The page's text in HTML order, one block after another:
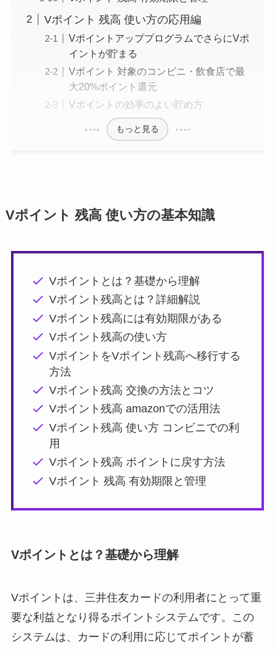
Vポイント 残高 使い方の応用編
VポイントアッププログラムでさらにVポ
イントが貯まる
Vポイント 対象のコンビニ・飲食店で最
大20%ポイント還元
Vポイントの効率のよい貯め方
もっと見る
Vポイント 残高 使い方の基本知識
Vポイントとは？基礎から理解
Vポイント残高とは？詳細解説
Vポイント残高には有効期限がある
Vポイント残高の使い方
VポイントをVポイント残高へ移行する
方法
Vポイント残高 交換の方法とコツ
Vポイント残高 amazonでの活用法
Vポイント残高 使い方 コンビニでの利
用
Vポイント残高 ポイントに戻す方法
Vポイント 残高 有効期限と管理
Vポイントとは？基礎から理解
Vポイントは、三井住友カードの利用者にとって重
要な利益となり得るポイントシステムです。この
システムは、カードの利用に応じてポイントが蓄